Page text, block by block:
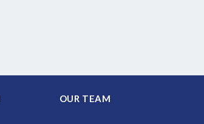
OUR TEAM